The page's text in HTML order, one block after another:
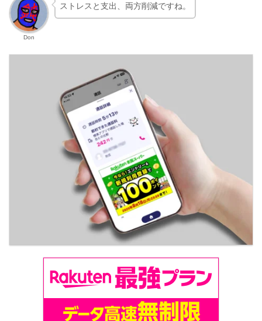
Don
ストレスと支出、両方削減ですね。